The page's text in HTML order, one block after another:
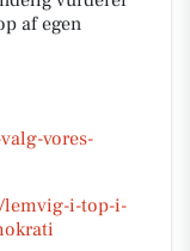
af egen
vores-
lemvig-i-top-i-